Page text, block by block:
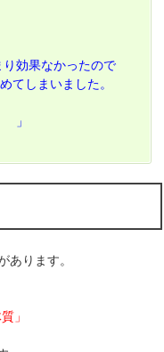
効果なかったので
てしまいました。
」
あります。
」